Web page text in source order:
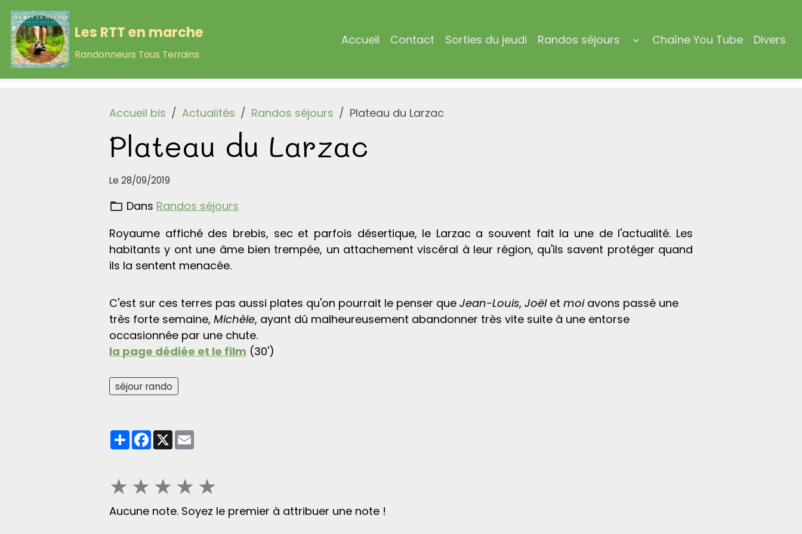
Les RTT en marche
Randonneurs Tous Terrains
Accueil Contact Sorties du jeudi Randos séjours Chaîne You Tube Divers
Accueil bis Actualités Randos séjours Plateau du Larzac
Plateau du Larzac
Le 28/09/2019
Dans Randos séjours
Royaume affiché des brebis, sec et parfois désertique, le Larzac a souvent fait la une de l'actualité. Les
habitants y ont une âme bien trempée, un attachement viscéral à leur région, qu'ils savent protéger quand
ils la sentent menacée.
C'est sur ces terres pas aussi plates qu'on pourrait le penser que Jean-Louis, Joëlet moi avons passé une
très forte semaine, Michèle, ayant dû malheureusement abandonner très vite suite à une entorse
occasionnée par une chute.
la page dédiée et le film (30')
séjour rando
Partager
Facebook
X
★★★★★
Aucune note. Soyez le premier à attribuer une note !